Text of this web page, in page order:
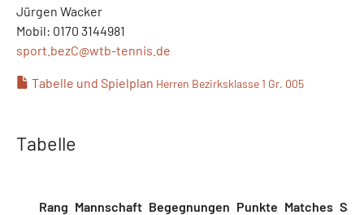
Jürgen Wacker
Mobil: 0170 3144981
sport.bezC@wtb-tennis.de
Tabelle und Spielplan Herren Bezirksklasse 1 Gr. 005
Tabelle
Rang Mannschaft Begegnungen Punkte Matches